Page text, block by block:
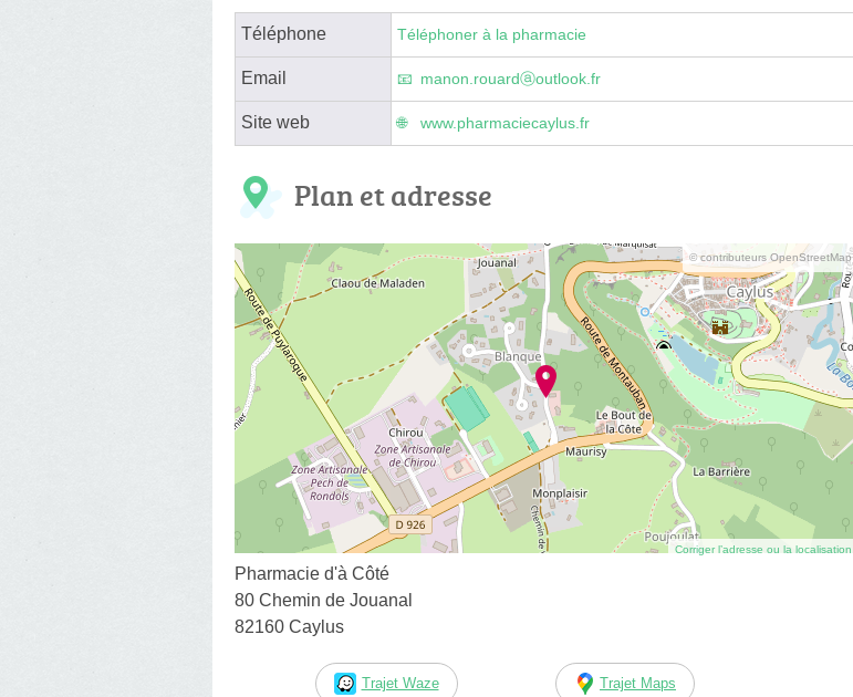
Téléphone Téléphoner à la pharmacie
Email manon.rouardⓐoutlook.fr
Site web www.pharmaciecaylus.fr
Plan et adresse
© contributeurs OpenStreetMap
Corriger l’adresse ou la localisation
Pharmacie d'à Côté
80 Chemin de Jouanal
82160 Caylus
Trajet Waze Trajet Maps